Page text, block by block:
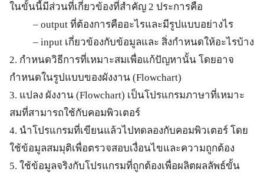
ในขั้นนี้มีส่วนที่เกี่ยวข้องที่สำคัญ 2 ประการคือ
– output ที่ต้องการคืออะไรและมีรูปแบบอย่างไร
– input เกี่ยวข้องกับข้อมูลและ สิ่งกำหนดให้อะไรบ้าง
2. กำหนดวิธีการที่เหมาะสมเพื่อแก้ปัญหานั้น โดยอาจ
กำหนดในรูปแบบของผังงาน (Flowchart)
3. แปลง ผังงาน (Flowchart) เป็นโปรแกรมภาษาที่เหมาะ
สมที่สามารถใช้กับคอมพิวเตอร์
4. นำโปรแกรมที่เขียนแล้วไปทดลองกับคอมพิวเตอร์ โดย
ใช้ข้อมูลสมมุติเพื่อตรวจสอบเงื่อนไขและความถูกต้อง
5. ใช้ข้อมูลจริงกับโปรแกรมที่ถูกต้องเพื่อผลิตผลลัพธ์ขั้น